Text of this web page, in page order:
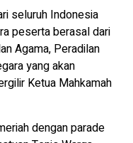
seluruh Indonesia
peserta berasal dari
Agama, Peradilan
yang akan
Ketua Mahkamah
dengan parade